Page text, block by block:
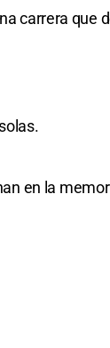
carrera que
en la